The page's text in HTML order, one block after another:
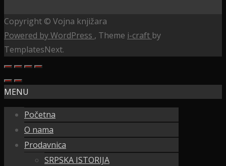
Copyright © Vojna knjižara
Powered by WordPress , Theme i-craft by
TemplatesNext.
MENU
Početna
O nama
Prodavnica
SRPSKA ISTORIJA